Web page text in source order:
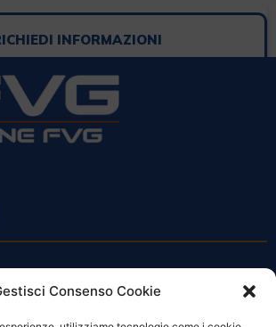
Consenso Cookie
INFORMAZIONI
144